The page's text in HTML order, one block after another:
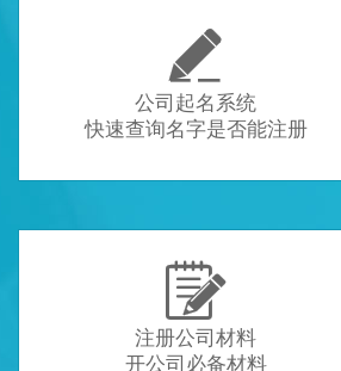

公司起名系统
快速查询名字是否能注册

注册公司材料
开公司必备材料